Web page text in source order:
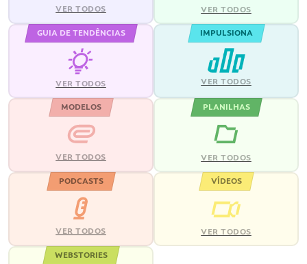
VER TODOS VER TODOS
GUIA DE TENDÊNCIAS
VER TODOS
IMPULSIONA
VER TODOS
MODELOS
VER TODOS
PLANILHAS
VER TODOS
PODCASTS
VER TODOS
VÍDEOS
VER TODOS
WEBSTORIES